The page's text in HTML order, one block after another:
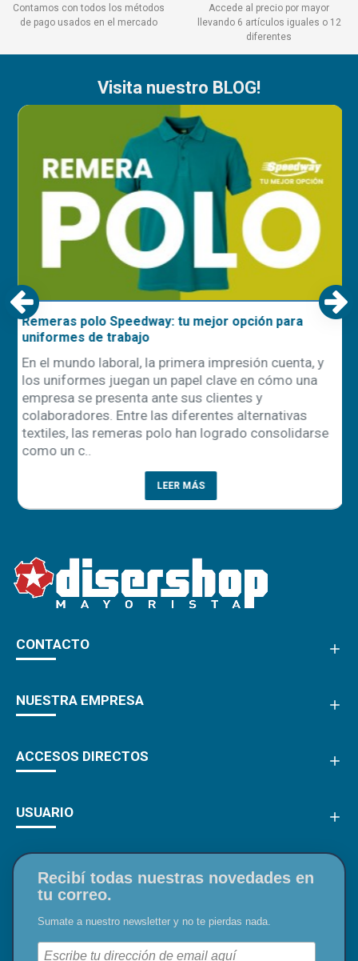
Contamos con todos los métodos
de pago usados en el mercado
Accede al precio por mayor
llevando 6 artículos iguales o 12
diferentes
Visita nuestro BLOG!
Remeras polo Speedway: tu mejor opción para
uniformes de trabajo
En el mundo laboral, la primera impresión cuenta, y
los uniformes juegan un papel clave en cómo una
empresa se presenta ante sus clientes y
colaboradores. Entre las diferentes alternativas
textiles, las remeras polo han logrado consolidarse
como un c..
LEER MÁS
CONTACTO
NUESTRA EMPRESA
ACCESOS DIRECTOS
USUARIO
Recibí todas nuestras novedades en
tu correo.
Sumate a nuestro newsletter y no te pierdas nada.